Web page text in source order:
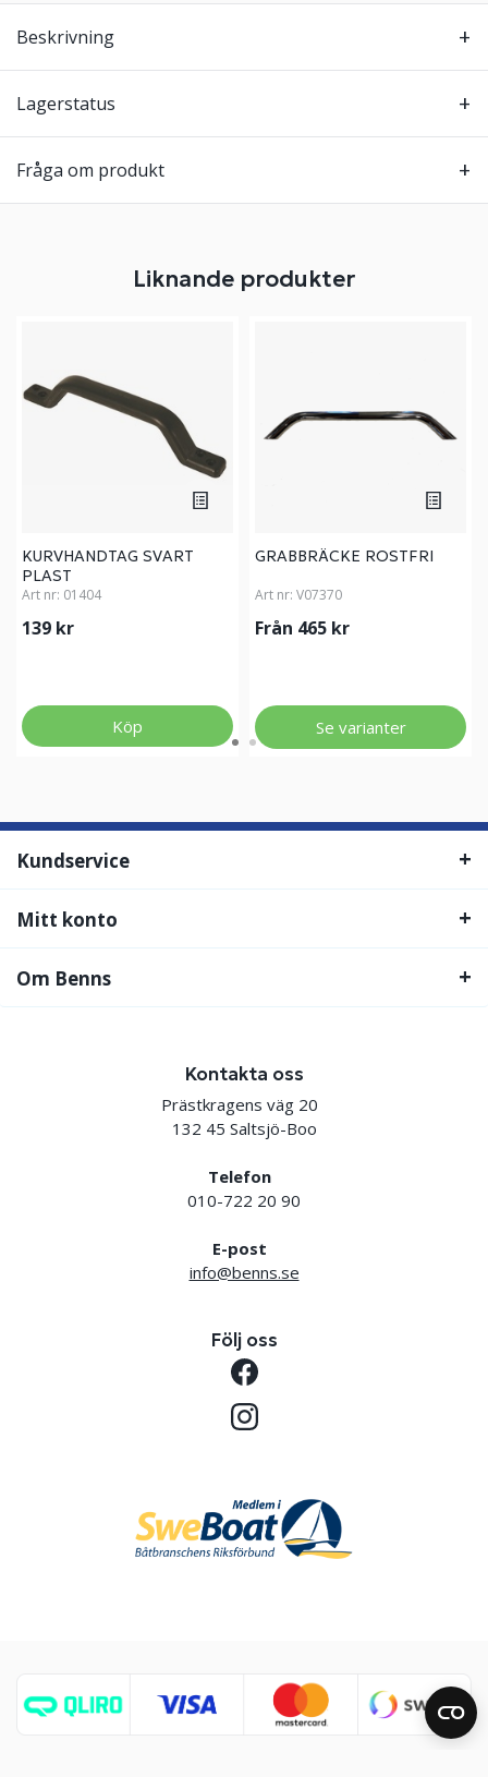
Beskrivning
Lagerstatus
Fråga om produkt
Liknande produkter
KURVHANDTAG SVART
PLAST
Art nr: 01404
139 kr
Köp
GRABBRÄCKE ROSTFRI
Art nr: V07370
Från 465 kr
Se varianter
Kundservice
Mitt konto
Om Benns
Kontakta oss
Prästkragens väg 20
132 45 Saltsjö-Boo
Telefon
010-722 20 90
E-post
info@benns.se
Följ oss